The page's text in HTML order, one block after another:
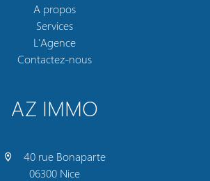
A propos
Services
L'Agence
Contactez-nous
AZ IMMO
40 rue Bonaparte
06300 Nice